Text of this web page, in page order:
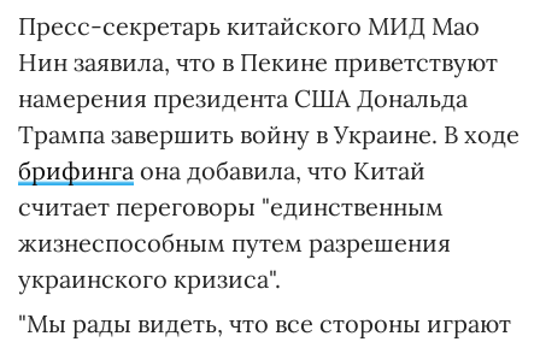
Пресс-секретарь китайского МИД Мао
Нин заявила, что в Пекине приветствуют
намерения президента США Дональда
Трампа завершить войну в Украине. В ходе
брифинга она добавила, что Китай
считает переговоры "единственным
жизнеспособным путем разрешения
украинского кризиса".
"Мы рады видеть, что все стороны играют